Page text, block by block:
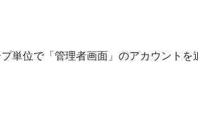
単位で「管理者画面」のアカウントを